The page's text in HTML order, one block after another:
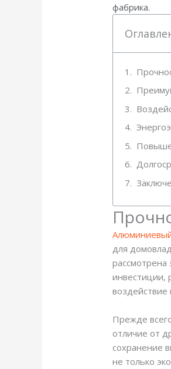
фабрика.
для
рассмотрена
инвестиции,
Прежде
отличие от
сохранение
не только